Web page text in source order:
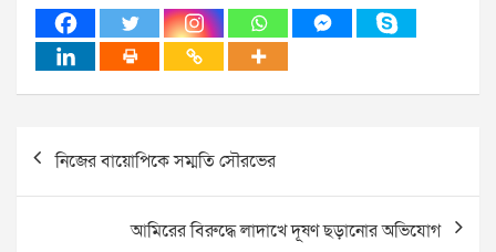
Post
navigation
নিজের বায়োপিকে সম্মতি সৌরভের
আমিরের বিরুদ্ধে লাদাখে দূষণ ছড়ানোর অভিযোগ